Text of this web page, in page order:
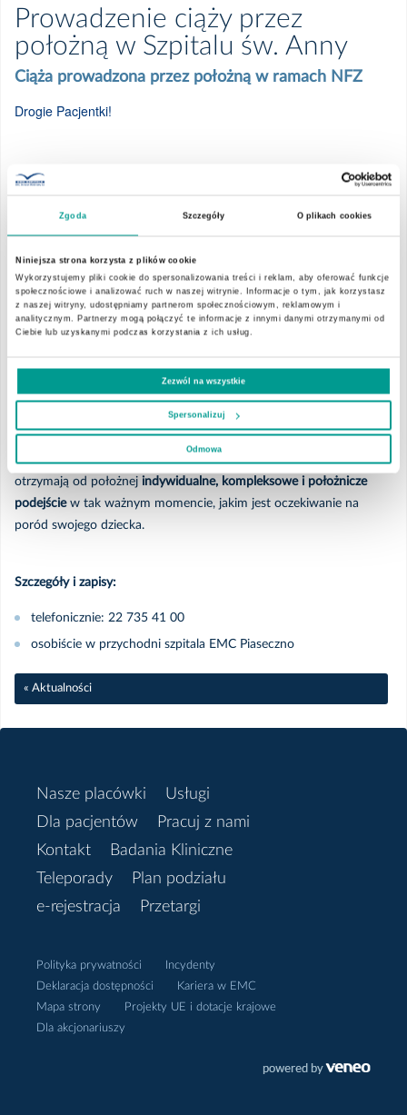
Zgoda Szczegóły O plikach cookies
Niniejsza strona korzysta z plików cookie
Wykorzystujemy pliki cookie do spersonalizowania treści i reklam, aby oferować funkcje
społecznościowe i analizować ruch w naszej witrynie. Informacje o tym, jak korzystasz
z naszej witryny, udostępniamy partnerom społecznościowym, reklamowym i
analitycznym. Partnerzy mogą połączyć te informacje z innymi danymi otrzymanymi od
Ciebie lub uzyskanymi podczas korzystania z ich usług.
Zezwól na wszystkie
Spersonalizuj
Odmowa
2026
Czerwiec
Kwiecień
Luty
Styczeń
2025
Listopad
Wrzesień
Lipiec
Marzec
Luty
2024
Listopad
Październik
Czerwiec
Maj
Prowadzenie ciąży przez
położną w Szpitalu św. Anny
Ciąża prowadzona przez położną w ramach NFZ
Drogie Pacjentki!
Mamy doskonałą wiadomość dla przyszłych Mam. Do grona
położna i doradczyni laktacyjna z długoletnim
doświadczeniem w
W związku z tymposzerzamy KOC -
program koordynowanej
opieki nad kobieta w ciążyo prowadzenie ciąży przez położną.
Pacjentka będzie mogła korzystać ze spotkań z położną
badania i świadczenia gwarantowane w ciąży. Podczas wizyt
położna dokona interpretacji wyników badań,przygotuje do
porodu naturalnego i macierzyństwa. Pacjentki, u których ciąża
przebiega fizjologicznie, mogą w całości pozwolić położnej
sprawowaćindywidualną opiekę nad swoją ciąża.Z pewnością
otrzymają od położnej indywidualne, kompleksowe i położnicze
podejściew tak ważnym momencie, jakim jest oczekiwanie na
poród swojego dziecka.
Szczegóły i zapisy:
telefonicznie: 22 735 41 00
osobiście w przychodni szpitala EMC Piaseczno
« Aktualności
Nasze placówki
Usługi
Dla pacjentów
Pracuj z nami
Kontakt
Badania Kliniczne
Teleporady
Plan podziału
e-rejestracja
Przetargi
Polityka prywatności
Incydenty
Deklaracja dostępności
Kariera w EMC
Mapa strony
Projekty UE i dotacje krajowe
Dla akcjonariuszy